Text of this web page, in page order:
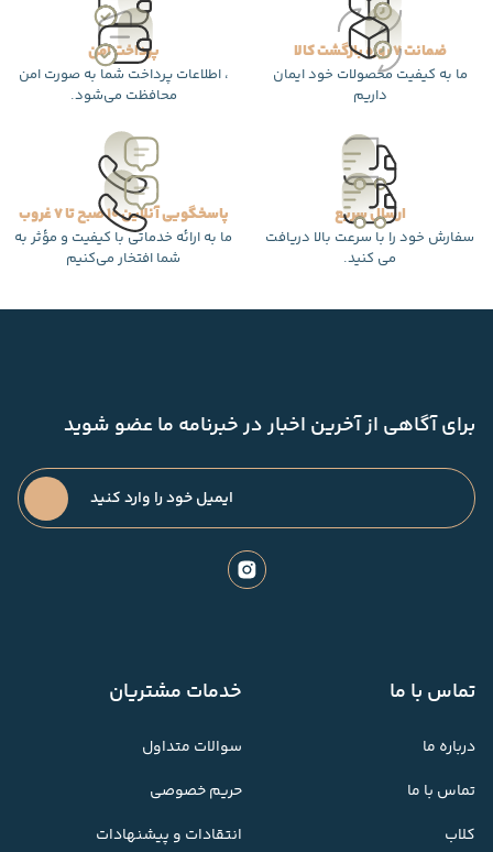
ضمانت 7 روزه بازگشت کالا
ما به کیفیت محصولات خود ایمان
داریم
پرداخت امن
، اطلاعات پرداخت شما به صورت امن
محافظت می‌شود.
ارسال سریع
سفارش خود را با سرعت بالا دریافت
می کنید.
پاسخگویی آنلاین 10 صبح تا 7 غروب
ما به ارائه خدماتی با کیفیت و مؤثر به
شما افتخار می‌کنیم
برای آگاهی از آخرین اخبار در خبرنامه ما عضو شوید
تماس با ما
درباره ما
تماس با ما
کلاب
خدمات مشتریان
سوالات متداول
حریم خصوصی
انتقادات و پیشنهادات